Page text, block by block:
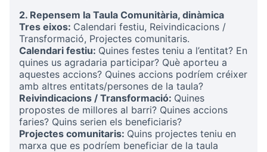
2. Repensem la Taula Comunitària, dinàmica
Tres eixos: Calendari festiu, Reivindicacions /
Transformació, Projectes comunitaris.
Calendari festiu: Quines festes teniu a l’entitat? En
quines us agradaria participar? Què aporteu a
aquestes accions? Quines accions podríem créixer
amb altres entitats/persones de la taula?
Reivindicacions / Transformació: Quines
propostes de millores al barri? Quines accions
faries? Quins serien els beneficiaris?
Projectes comunitaris: Quins projectes teniu en
marxa que es podríem beneficiar de la taula